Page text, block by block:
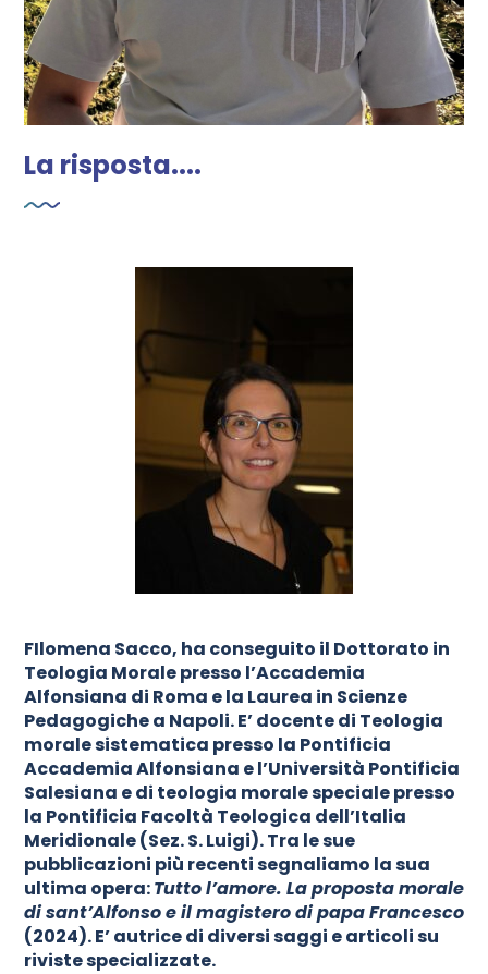
La risposta....
FIlomena Sacco, ha conseguito il Dottorato in
Teologia Morale presso l’Accademia
Alfonsiana di Roma e la Laurea in Scienze
Pedagogiche a Napoli.E’ docente di Teologia
morale sistematica presso la Pontificia
Accademia Alfonsiana e l’Università Pontificia
Salesiana e di teologia morale speciale presso
la Pontificia Facoltà Teologica dell’Italia
Meridionale (Sez. S. Luigi). Tra le sue
pubblicazioni più recenti segnaliamo la sua
ultima opera:Tutto l’amore. La proposta morale
di sant’Alfonso e il magistero di papa Francesco
(2024). E’ autrice di diversi saggi e articoli su
riviste specializzate.